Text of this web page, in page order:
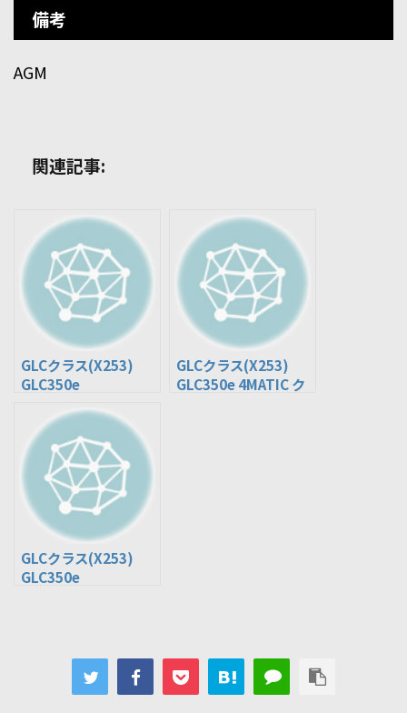
備考
AGM
関連記事:
GLCクラス(X253)
GLC350e
253953)
GLCクラス(X253)
GLC350e 4MATIC ク
GLCクラス(X253)
GLC350e